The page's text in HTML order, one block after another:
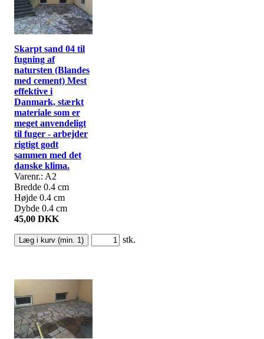
Skarpt sand 04 til
fugning af
natursten (Blandes
med cement) Mest
effektive i
Danmark, stærkt
materiale som er
meget anvendeligt
til fuger - arbejder
rigtigt godt
sammen med det
danske klima.
Varenr.: A2
Bredde 0.4 cm
Højde 0.4 cm
Dybde 0.4 cm
45,00 DKK
stk.